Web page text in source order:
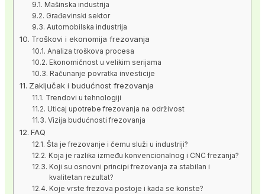
Mašinska industrija
Građevinski sektor
Automobilska industrija
Troškovi i ekonomija frezovanja
Analiza troškova procesa
Ekonomičnost u velikim serijama
Računanje povratka investicije
Zaključak i budućnost frezovanja
Trendovi u tehnologiji
Uticaj upotrebe frezovanja na održivost
Vizija budućnosti frezovanja
FAQ
Šta je frezovanje i čemu služi u industriji?
Koja je razlika između konvencionalnog i CNC frezanja?
Koji su osnovni principi frezovanja za stabilan i
kvalitetan rezultat?
Koje vrste frezova postoje i kada se koriste?